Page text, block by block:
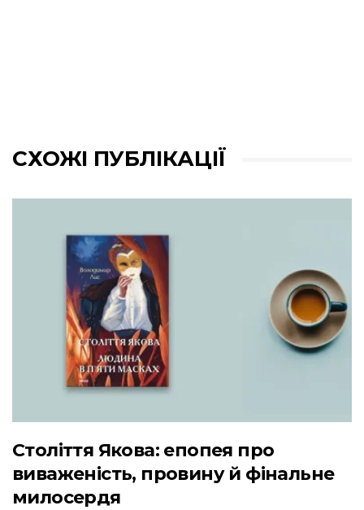
СХОЖІ ПУБЛІКАЦІЇ
Століття Якова: епопея про
виваженість, провину й фінальне
милосердя